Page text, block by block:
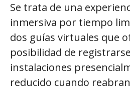
Se trata de una
inmersiva por tiempo
dos guías virtuales que
posibilidad de
instalaciones
reducido cuando